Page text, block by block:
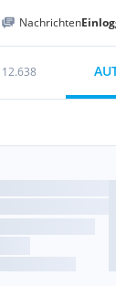
Nachrichten